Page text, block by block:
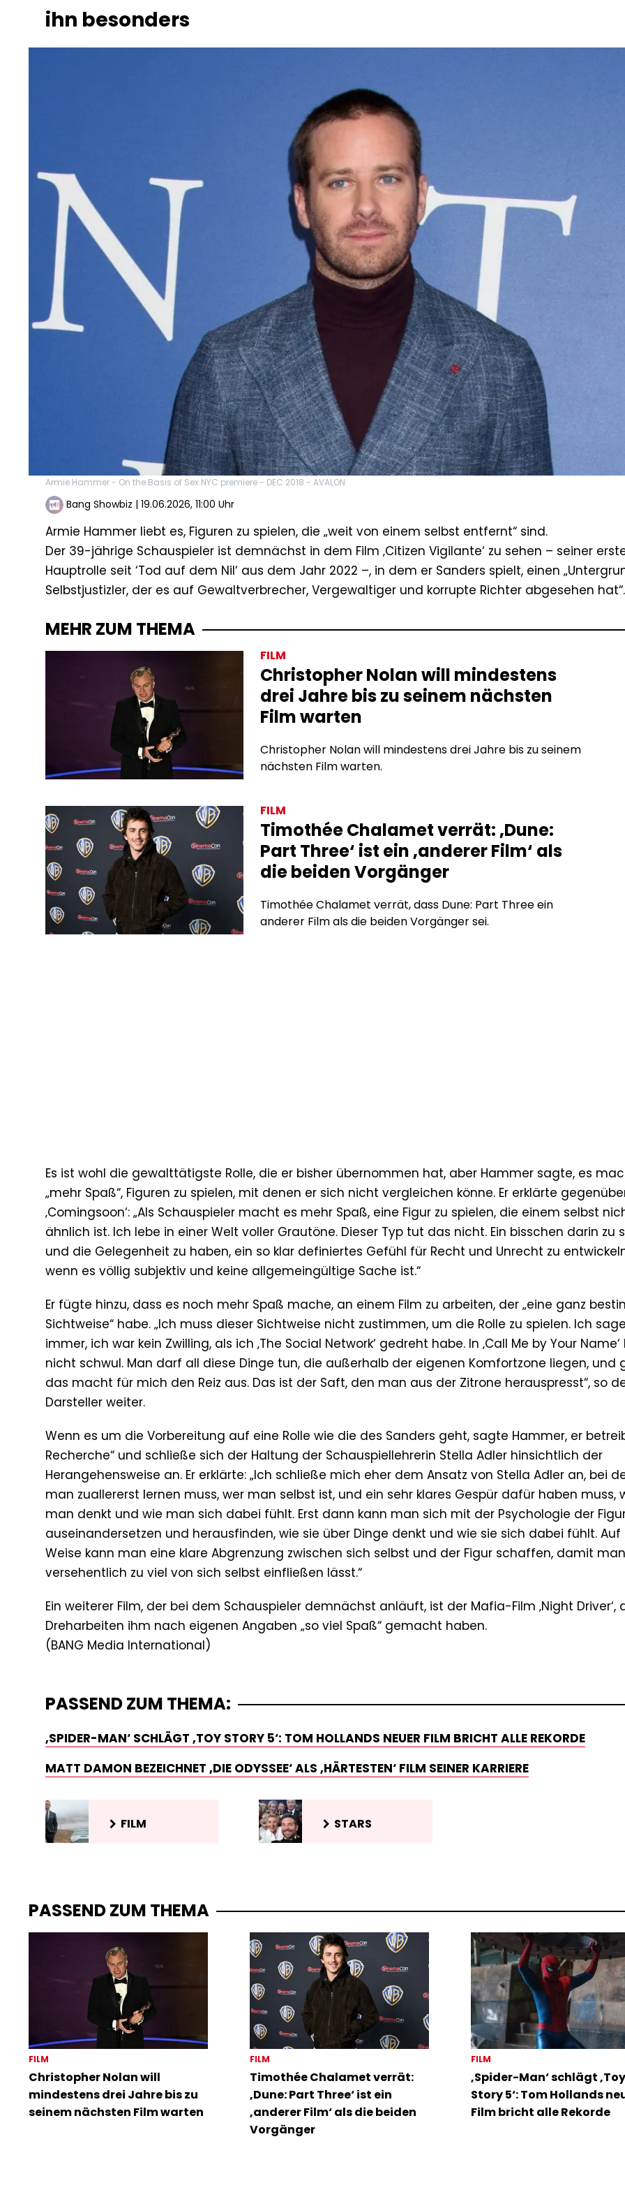
ihn besonders
Armie Hammer - On the Basis of Sex NYC premiere - DEC 2018 - AVALON
Bang Showbiz | 19.06.2026, 11:00 Uhr
Armie Hammer liebt es, Figuren zu spielen, die „weit von einem selbst entfernt“ sind.
Der 39-jährige Schauspieler ist demnächst in dem Film ‚Citizen Vigilante‘ zu sehen – seiner
Hauptrolle seit ‘Tod auf dem Nil‘ aus dem Jahr 2022 –, in dem er Sanders spielt, einen
Selbstjustizler, der es auf Gewaltverbrecher, Vergewaltiger und korrupte Richter abgesehen hat“.
MEHR ZUM THEMA
FILM
Christopher Nolan will mindestens
drei Jahre bis zu seinem nächsten
Film warten
Christopher Nolan will mindestens drei Jahre bis zu seinem
nächsten Film warten.
FILM
Timothée Chalamet verrät: ‚Dune:
Part Three‘ ist ein ‚anderer Film‘ als
die beiden Vorgänger
Timothée Chalamet verrät, dass Dune: Part Three ein
anderer Film als die beiden Vorgänger sei.
Es ist wohl die gewalttätigste Rolle, die er bisher übernommen hat, aber Hammer sagte, es
„mehr Spaß“, Figuren zu spielen, mit denen er sich nicht vergleichen könne. Er erklärte
‚Comingsoon‘: „Als Schauspieler macht es mehr Spaß, eine Figur zu spielen, die einem selbst
ähnlich ist. Ich lebe in einer Welt voller Grautöne. Dieser Typ tut das nicht. Ein bisschen darin zu
und die Gelegenheit zu haben, ein so klar definiertes Gefühl für Recht und Unrecht zu
wenn es völlig subjektiv und keine allgemeingültige Sache ist.“
Er fügte hinzu, dass es noch mehr Spaß mache, an einem Film zu arbeiten, der „eine ganz
Sichtweise“ habe. „Ich muss dieser Sichtweise nicht zustimmen, um die Rolle zu spielen. Ich sage
immer, ich war kein Zwilling, als ich ‚The Social Network‘ gedreht habe. In ‚Call Me by Your
nicht schwul. Man darf all diese Dinge tun, die außerhalb der eigenen Komfortzone liegen, und
das macht für mich den Reiz aus. Das ist der Saft, den man aus der Zitrone herauspresst“, so
Darsteller weiter.
Wenn es um die Vorbereitung auf eine Rolle wie die des Sanders geht, sagte Hammer, er
Recherche“ und schließe sich der Haltung der Schauspiellehrerin Stella Adler hinsichtlich der
Herangehensweise an. Er erklärte: „Ich schließe mich eher dem Ansatz von Stella Adler an, bei
man zuallererst lernen muss, wer man selbst ist, und ein sehr klares Gespür dafür haben muss,
man denkt und wie man sich dabei fühlt. Erst dann kann man sich mit der Psychologie der
auseinandersetzen und herausfinden, wie sie über Dinge denkt und wie sie sich dabei fühlt. Auf
Weise kann man eine klare Abgrenzung zwischen sich selbst und der Figur schaffen, damit
versehentlich zu viel von sich selbst einfließen lässt.“
Ein weiterer Film, der bei dem Schauspieler demnächst anläuft, ist der Mafia-Film ‚Night Driver‘,
Dreharbeiten ihm nach eigenen Angaben „so viel Spaß“ gemacht haben.
PASSEND ZUM THEMA:
‚SPIDER-MAN‘ SCHLÄGT ‚TOY STORY 5‘: TOM HOLLANDS NEUER FILM BRICHT ALLE REKORDE
MATT DAMON BEZEICHNET ‚DIE ODYSSEE‘ ALS ‚HÄRTESTEN‘ FILM SEINER KARRIERE
FILM STARS
PASSEND ZUM THEMA
FILM
Christopher Nolan will
mindestens drei Jahre bis zu
seinem nächsten Film warten
FILM
Timothée Chalamet verrät:
‚Dune: Part Three‘ ist ein
‚anderer Film‘ als die beiden
Vorgänger
FILM
‚Spider-Man‘ schlägt ‚Toy
Story 5‘: Tom Hollands
Film bricht alle Rekorde